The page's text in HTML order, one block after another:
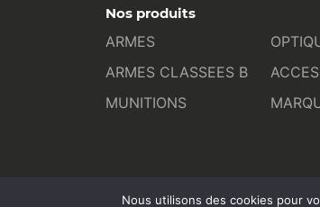
Nos produits
ARMES
ARMES CLASSEES B
MUNITIONS
Nous utilisons des cookies pour